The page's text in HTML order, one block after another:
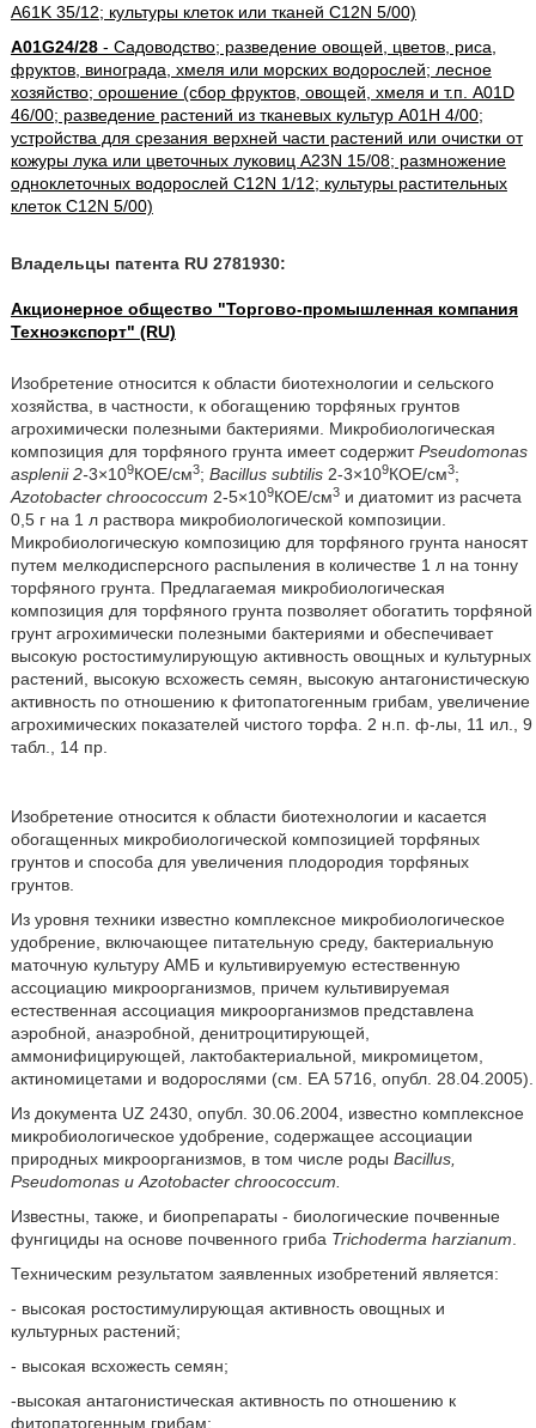
A61K 35/12; культуры клеток или тканей C12N 5/00)
A01G24/28- Садоводство; разведение овощей, цветов, риса,
фруктов, винограда, хмеля или морских водорослей; лесное
хозяйство; орошение (сбор фруктов, овощей, хмеля и т.п. A01D
46/00; разведение растений из тканевых культур A01H 4/00;
устройства для срезания верхней части растений или очистки от
кожуры лука или цветочных луковиц A23N 15/08; размножение
одноклеточных водорослей C12N 1/12; культуры растительных
клеток C12N 5/00)
Владельцы патента RU 2781930:
Акционерное общество "Торгово-промышленная компания
Техноэкспорт" (RU)
Изобретение относится к области биотехнологии и сельского
хозяйства, в частности, к обогащению торфяных грунтов
агрохимически полезными бактериями. Микробиологическая
композиция для торфяного грунта имеет содержитPseudomonas
asplenii 2-3×109КОЕ/см3; Bacillus subtilis2-3×109КОЕ/см3;
Azotobacter chroococcum 2-5×109КОЕ/см3и диатомит из расчета
0,5 г на 1 л раствора микробиологической композиции.
Микробиологическую композицию для торфяного грунта наносят
путем мелкодисперсного распыления в количестве 1 л на тонну
торфяного грунта. Предлагаемая микробиологическая
композиция для торфяного грунта позволяет обогатить торфяной
грунт агрохимически полезными бактериями и обеспечивает
высокую ростостимулирующую активность овощных и культурных
растений, высокую всхожесть семян, высокую антагонистическую
активность по отношению к фитопатогенным грибам, увеличение
агрохимических показателей чистого торфа. 2 н.п. ф-лы, 11 ил., 9
табл., 14 пр.
Изобретение относится к области биотехнологии и касается
обогащенных микробиологической композицией торфяных
грунтов и способа для увеличения плодородия торфяных
грунтов.
Из уровня техники известно комплексное микробиологическое
удобрение, включающее питательную среду, бактериальную
маточную культуру АМБ и культивируемую естественную
ассоциацию микроорганизмов, причем культивируемая
естественная ассоциация микроорганизмов представлена
аэробной, анаэробной, денитроцитирующей,
аммонифицирующей, лактобактериальной, микромицетом,
актиномицетами и водорослями (см. ЕА 5716, опубл. 28.04.2005).
Из документа UZ 2430, опубл. 30.06.2004, известно комплексное
микробиологическое удобрение, содержащее ассоциации
природных микроорганизмов, в том числе роды Bacillus,
Pseudomonas и Azotobacter chroococcum.
Известны, также, и биопрепараты - биологические почвенные
фунгициды на основе почвенного гриба Trichoderma harzianum
Техническим результатом заявленных изобретений является:
- высокая ростостимулирующая активность овощных и
культурных растений;
- высокая всхожесть семян;
-высокая антагонистическая активность по отношению к
фитопатогенным грибам;